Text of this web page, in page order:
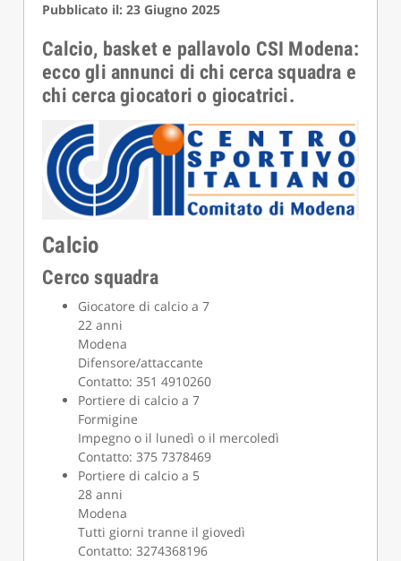
Pubblicato il: 23 Giugno 2025
Calcio, basket e pallavolo CSI Modena:
ecco gli annunci di chi cerca squadra e
chi cerca giocatori o giocatrici.
Calcio
Cerco squadra
Giocatore di calcio a 7
22 anni
Modena
Difensore/attaccante
Contatto: 351 4910260
Portiere di calcio a 7
Formigine
Impegno o il lunedì o il mercoledì
Contatto: 375 7378469
Portiere di calcio a 5
28 anni
Modena
Tutti giorni tranne il giovedì
Contatto: 3274368196